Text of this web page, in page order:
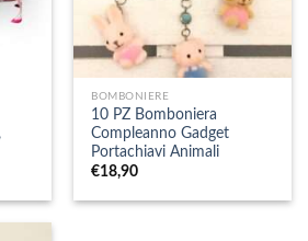
BOMBONIERE
10 PZ Bomboniera
Compleanno Gadget
Portachiavi Animali
€18,90